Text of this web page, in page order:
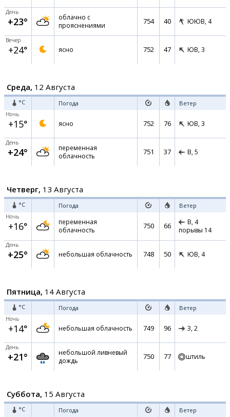
День
+23°
облачно с
прояснениями
754 40 ЮЮВ, 4
Вечер
+24° ясно 752 47 ЮВ, 3
Среда, 12 Августа
°C Погода Ветер
Ночь
+15° ясно 752 76 ЮВ, 3
День
+24°
переменная
облачность
751 37 В, 5
Четверг, 13 Августа
°C Погода Ветер
Ночь
+16°
переменная
облачность
750 66 В, 4
порывы 14
День
+25° небольшая облачность 748 50 ЮВ, 4
Пятница, 14 Августа
°C Погода Ветер
Ночь
+14° небольшая облачность 749 96 З, 2
День
+21°
небольшой ливневый
дождь
750 77 штиль
Суббота, 15 Августа
°C Погода Ветер